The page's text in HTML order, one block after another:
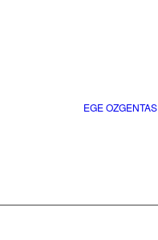
EGE OZGENTAS